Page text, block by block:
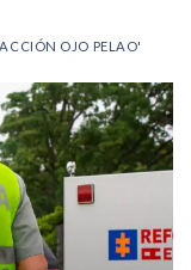
OJO PELAO'